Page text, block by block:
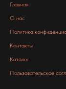
Главная
О нас
Политика
Контакты
Каталог
Пользовательское